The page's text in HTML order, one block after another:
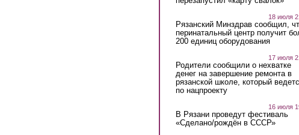
18 июля
Рязанский Минздрав сообщил,
перинатальный центр получит
200 единиц оборудования
17 июля
Родители сообщили о нехватке
денег на завершение ремонта в
рязанской школе, который
по нацпроекту
16 июля
В Рязани проведут фестиваль
«Сделано/рождён в СССР»